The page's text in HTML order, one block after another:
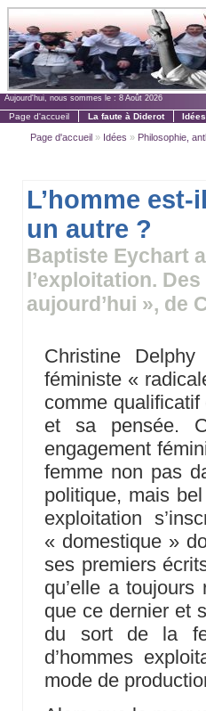
Aujourd'hui, nous sommes le : 8 Août 2026
Page d'accueil La faute à Diderot Idées
Page d'accueil » Idées » Philosophie,
L’homme
un autre ?
Baptiste Eychart
l’exploitation.
aujourd’hui », de
Christine
féministe «
comme
et sa pensée.
engagement
femme non pas
politique, mais
exploitation
« domestique »
ses premiers
qu’elle a
que ce dernier et
du sort de la
d’hommes
mode de